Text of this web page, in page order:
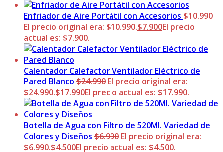
Enfriador de Aire Portátil con Accesorios $10.990
El precio original era: $10.990.$7.900El precio
actual es: $7.900.
Calentador Calefactor Ventilador Eléctrico de
Pared Blanco $24.990 El precio original era:
$24.990.$17.990El precio actual es: $17.990.
Botella de Agua con Filtro de 520Ml. Variedad de
Colores y Diseños $6.990 El precio original era:
$6.990.$4.500El precio actual es: $4.500.